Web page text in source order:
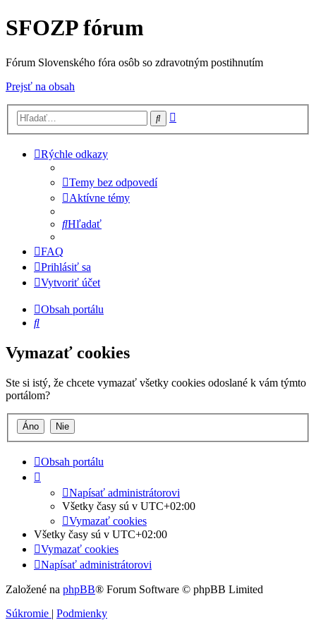
SFOZP fórum
Fórum Slovenského fóra osôb so zdravotným postihnutím
Prejsť na obsah
Hľadať
Rýchle odkazy
Temy bez odpovedí
Aktívne témy
Hľadať
FAQ
Prihlásiť sa
Vytvoriť účet
Obsah portálu
Hľadať
Vymazať cookies
Ste si istý, že chcete vymazať všetky cookies odoslané k vám týmto
portálom?
Obsah portálu
Napísať administrátorovi
Všetky časy sú v UTC+02:00
Vymazať cookies
Všetky časy sú v UTC+02:00
Vymazať cookies
Napísať administrátorovi
Založené na phpBB® Forum Software © phpBB Limited
Súkromie | Podmienky